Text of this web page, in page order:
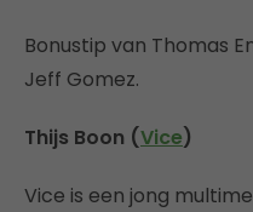
Bonustip van Thomas
Jeff Gomez.
Thijs Boon (Vice)
Vice is een jong